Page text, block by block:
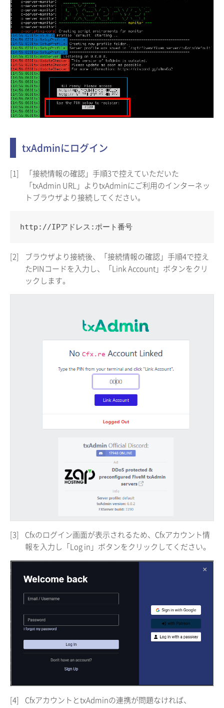
txAdminにログイン
[1]
「接続情報の確認」手順3で控えていただいた
「txAdmin URL」よりtxAdminにご利用のインターネッ
トブラウザより接続してください。
http://IPアドレス:ポート番号
[2]
ブラウザより接続後、「接続情報の確認」手順4で控え
たPINコードを入力し、「Link Account」ボタンをクリ
ックします。
[3]
Cfxのログイン画面が表示されるため、Cfxアカウント情
報を入力し「Log in」ボタンをクリックしてください。
[4]
CfxアカウントとtxAdminの連携が問題なければ、